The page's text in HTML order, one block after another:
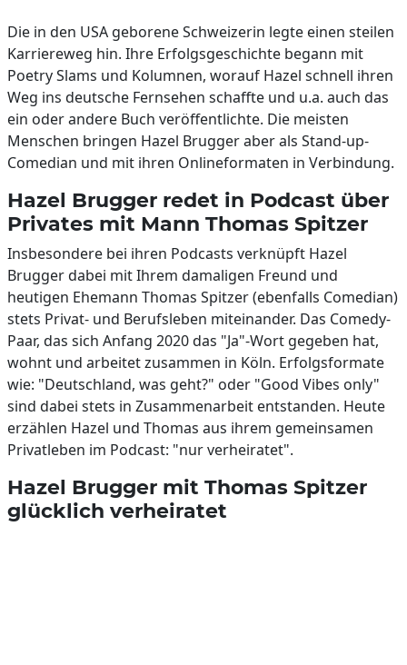
Die in den USA geborene Schweizerin legte einen steilen
Karriereweg hin. Ihre Erfolgsgeschichte begann mit
Poetry Slams und Kolumnen, worauf Hazel schnell ihren
Weg ins deutsche Fernsehen schaffte und u.a. auch das
ein oder andere Buch veröffentlichte. Die meisten
Menschen bringen Hazel Brugger aber als Stand-up-
Comedian und mit ihren Onlineformaten in Verbindung.
Hazel Brugger redet in Podcast über
Privates mit Mann Thomas Spitzer
Insbesondere bei ihren Podcasts verknüpft Hazel
Brugger dabei mit Ihrem damaligen Freund und
heutigen Ehemann Thomas Spitzer (ebenfalls Comedian)
stets Privat- und Berufsleben miteinander. Das Comedy-
Paar, das sich Anfang 2020 das "Ja"-Wort gegeben hat,
wohnt und arbeitet zusammen in Köln. Erfolgsformate
wie: "Deutschland, was geht?" oder "Good Vibes only"
sind dabei stets in Zusammenarbeit entstanden. Heute
erzählen Hazel und Thomas aus ihrem gemeinsamen
Privatleben im Podcast: "nur verheiratet".
Hazel Brugger mit Thomas Spitzer
glücklich verheiratet